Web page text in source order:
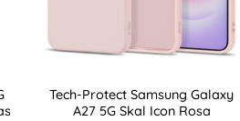
Tech-Protect Samsung Galaxy
A27 5G Skal Icon Rosa